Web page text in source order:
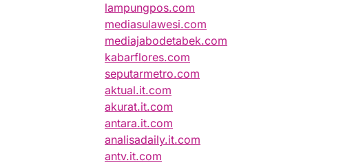
lampungpos.com
mediasulawesi.com
mediajabodetabek.com
kabarflores.com
seputarmetro.com
aktual.it.com
akurat.it.com
antara.it.com
analisadaily.it.com
antv.it.com